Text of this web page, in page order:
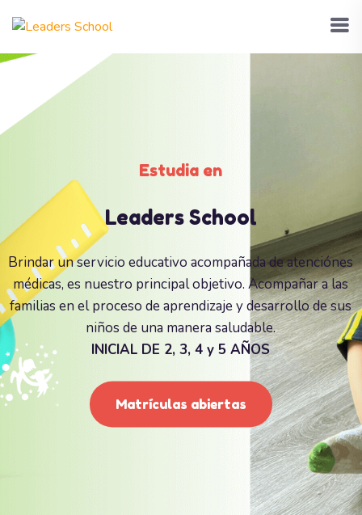
Estudia en
Leaders School
Brindar un servicio educativo acompañada de atenciónes
médicas, es nuestro principal objetivo. Acompañar a las
familias en el proceso de aprendizaje y desarrollo de sus
niños de una manera saludable.
INICIAL DE 2, 3, 4 y 5 AÑOS
Matrículas abiertas